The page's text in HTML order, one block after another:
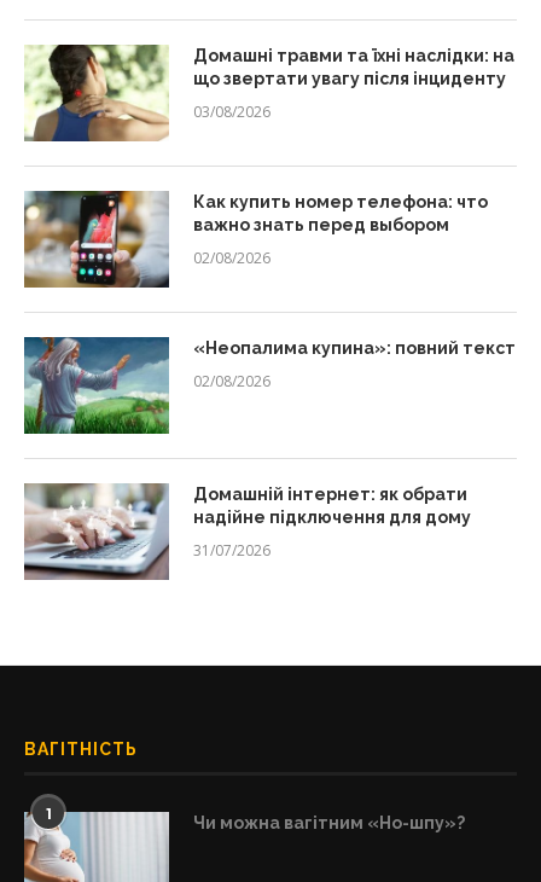
Домашні травми та їхні наслідки: на
що звертати увагу після інциденту
03/08/2026
Как купить номер телефона: что
важно знать перед выбором
02/08/2026
«Неопалима купина»: повний текст
02/08/2026
Домашній інтернет: як обрати
надійне підключення для дому
31/07/2026
ВАГІТНІСТЬ
1 Чи можна вагітним «Но-шпу»?